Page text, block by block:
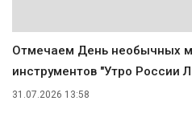
Отмечаем День необычных
инструментов "Утро России
31.07.2026 13:58